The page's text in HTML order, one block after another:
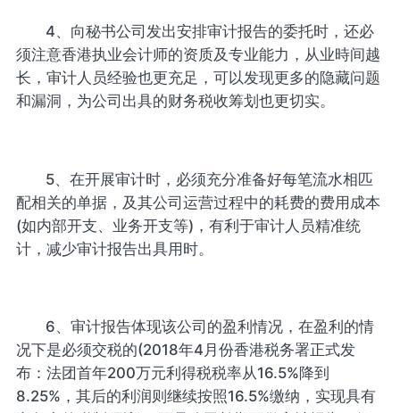
4、向秘书公司发出安排审计报告的委托时，还必
须注意香港执业会计师的资质及专业能力，从业時间越
长，审计人员经验也更充足，可以发现更多的隐藏问题
和漏洞，为公司出具的财务税收筹划也更切实。
5、在开展审计时，必须充分准备好每笔流水相匹
配相关的单据，及其公司运营过程中的耗费的费用成本
(如内部开支、业务开支等)，有利于审计人员精准统
计，减少审计报告出具用时。
6、审计报告体现该公司的盈利情况，在盈利的情
况下是必须交税的(2018年4月份香港税务署正式发
布：法团首年200万元利得税税率从16.5%降到
8.25%，其后的利润则继续按照16.5%缴纳，实现具有